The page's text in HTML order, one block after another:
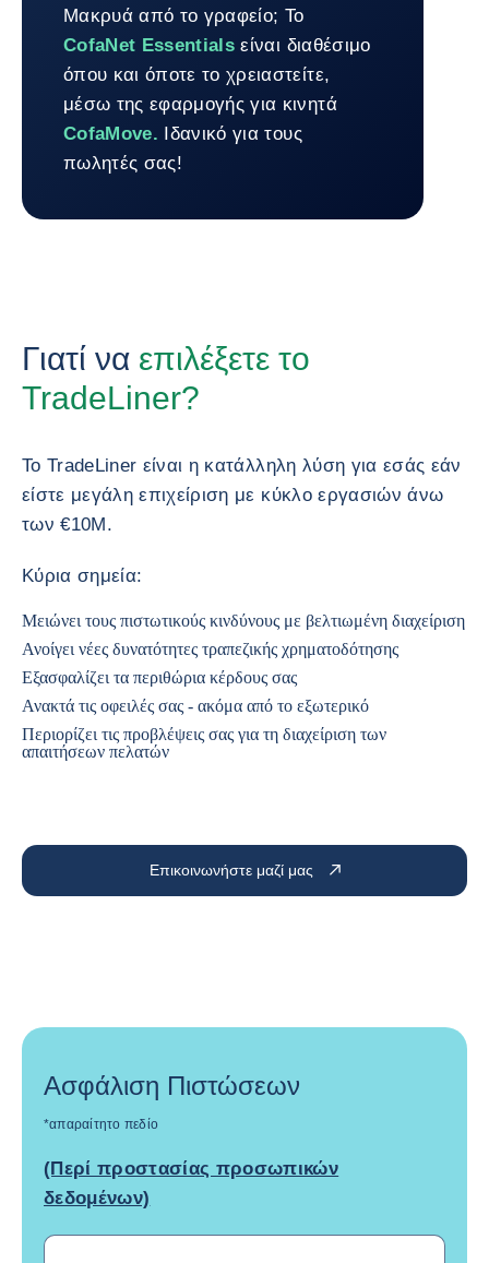
Μακρυά από το γραφείο; Το
CofaNet Essentialsείναι διαθέσιμο
όπου και όποτε το χρειαστείτε,
μέσω της εφαρμογής για κινητά
CofaMove. Ιδανικό για τους
πωλητές σας!
Γιατί να επιλέξετε το
TradeLiner?
Το TradeLiner είναι η κατάλληλη λύση για εσάς εάν
είστε μεγάλη επιχείριση με κύκλο εργασιών άνω
των €10M.
Κύρια σημεία:
Μειώνει τους πιστωτικούς κινδύνους με βελτιωμένη διαχείριση
Ανοίγει νέες δυνατότητες τραπεζικής χρηματοδότησης
Εξασφαλίζει τα περιθώρια κέρδους σας
Ανακτά τις οφειλές σας - ακόμα από το εξωτερικό
Περιορίζει τις προβλέψεις σας για τη διαχείριση των
απαιτήσεων πελατών
Επικοινωνήστε μαζί μας
Ασφάλιση Πιστώσεων
*απαραίτητο πεδίο
(Περί προστασίας προσωπικών
δεδομένων)